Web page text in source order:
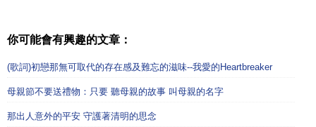
你可能會有興趣的文章：
(歌詞)初戀那無可取代的存在感及難忘的滋味--我愛的Heartbreaker
母親節不要送禮物：只要 聽母親的故事 叫母親的名字
那出人意外的平安 守護著清明的思念